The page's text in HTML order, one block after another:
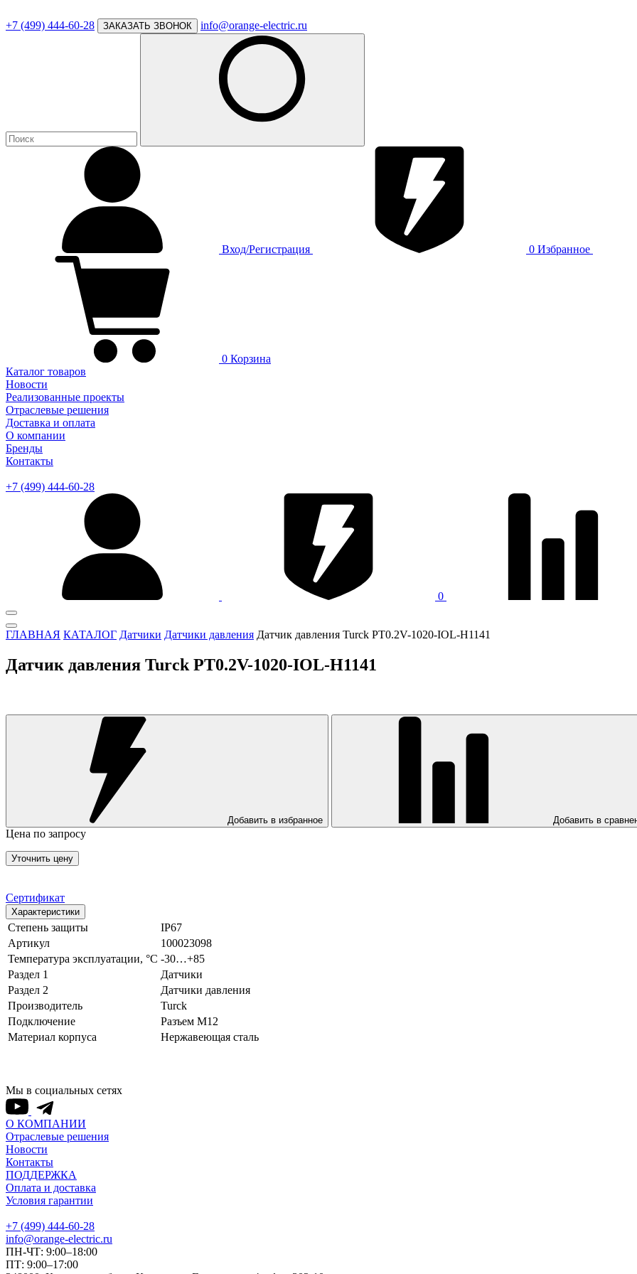
+7 (499) 444-60-28 ЗАКАЗАТЬ ЗВОНОК info@orange-electric.ru
Вход/Регистрация 0 Избранное
0 Корзина
Каталог товаров
Новости
Реализованные проекты
Отраслевые решения
Доставка и оплата
О компании
Бренды
Контакты
+7 (499) 444-60-28
0
ГЛАВНАЯ КАТАЛОГ Датчики Датчики давления Датчик давления Turck PT0.2V-1020-IOL-H1141
Датчик давления Turck PT0.2V-1020-IOL-H1141
Добавить в избранное Добавить в
Цена по запросу
Уточнить цену
Сертификат
Характеристики
Степень защиты
IP67
Артикул
100023098
Температура эксплуатации, °С -30…+85
Раздел 1
Датчики
Раздел 2
Датчики давления
Производитель
Turck
Подключение
Разъем M12
Материал корпуса
Нержавеющая сталь
Мы в социальных сетях
О КОМПАНИИ
Отраслевые решения
Новости
Контакты
ПОДДЕРЖКА
Оплата и доставка
Условия гарантии
+7 (499) 444-60-28
info@orange-electric.ru
ПН-ЧТ: 9:00–18:00
ПТ: 9:00–17:00